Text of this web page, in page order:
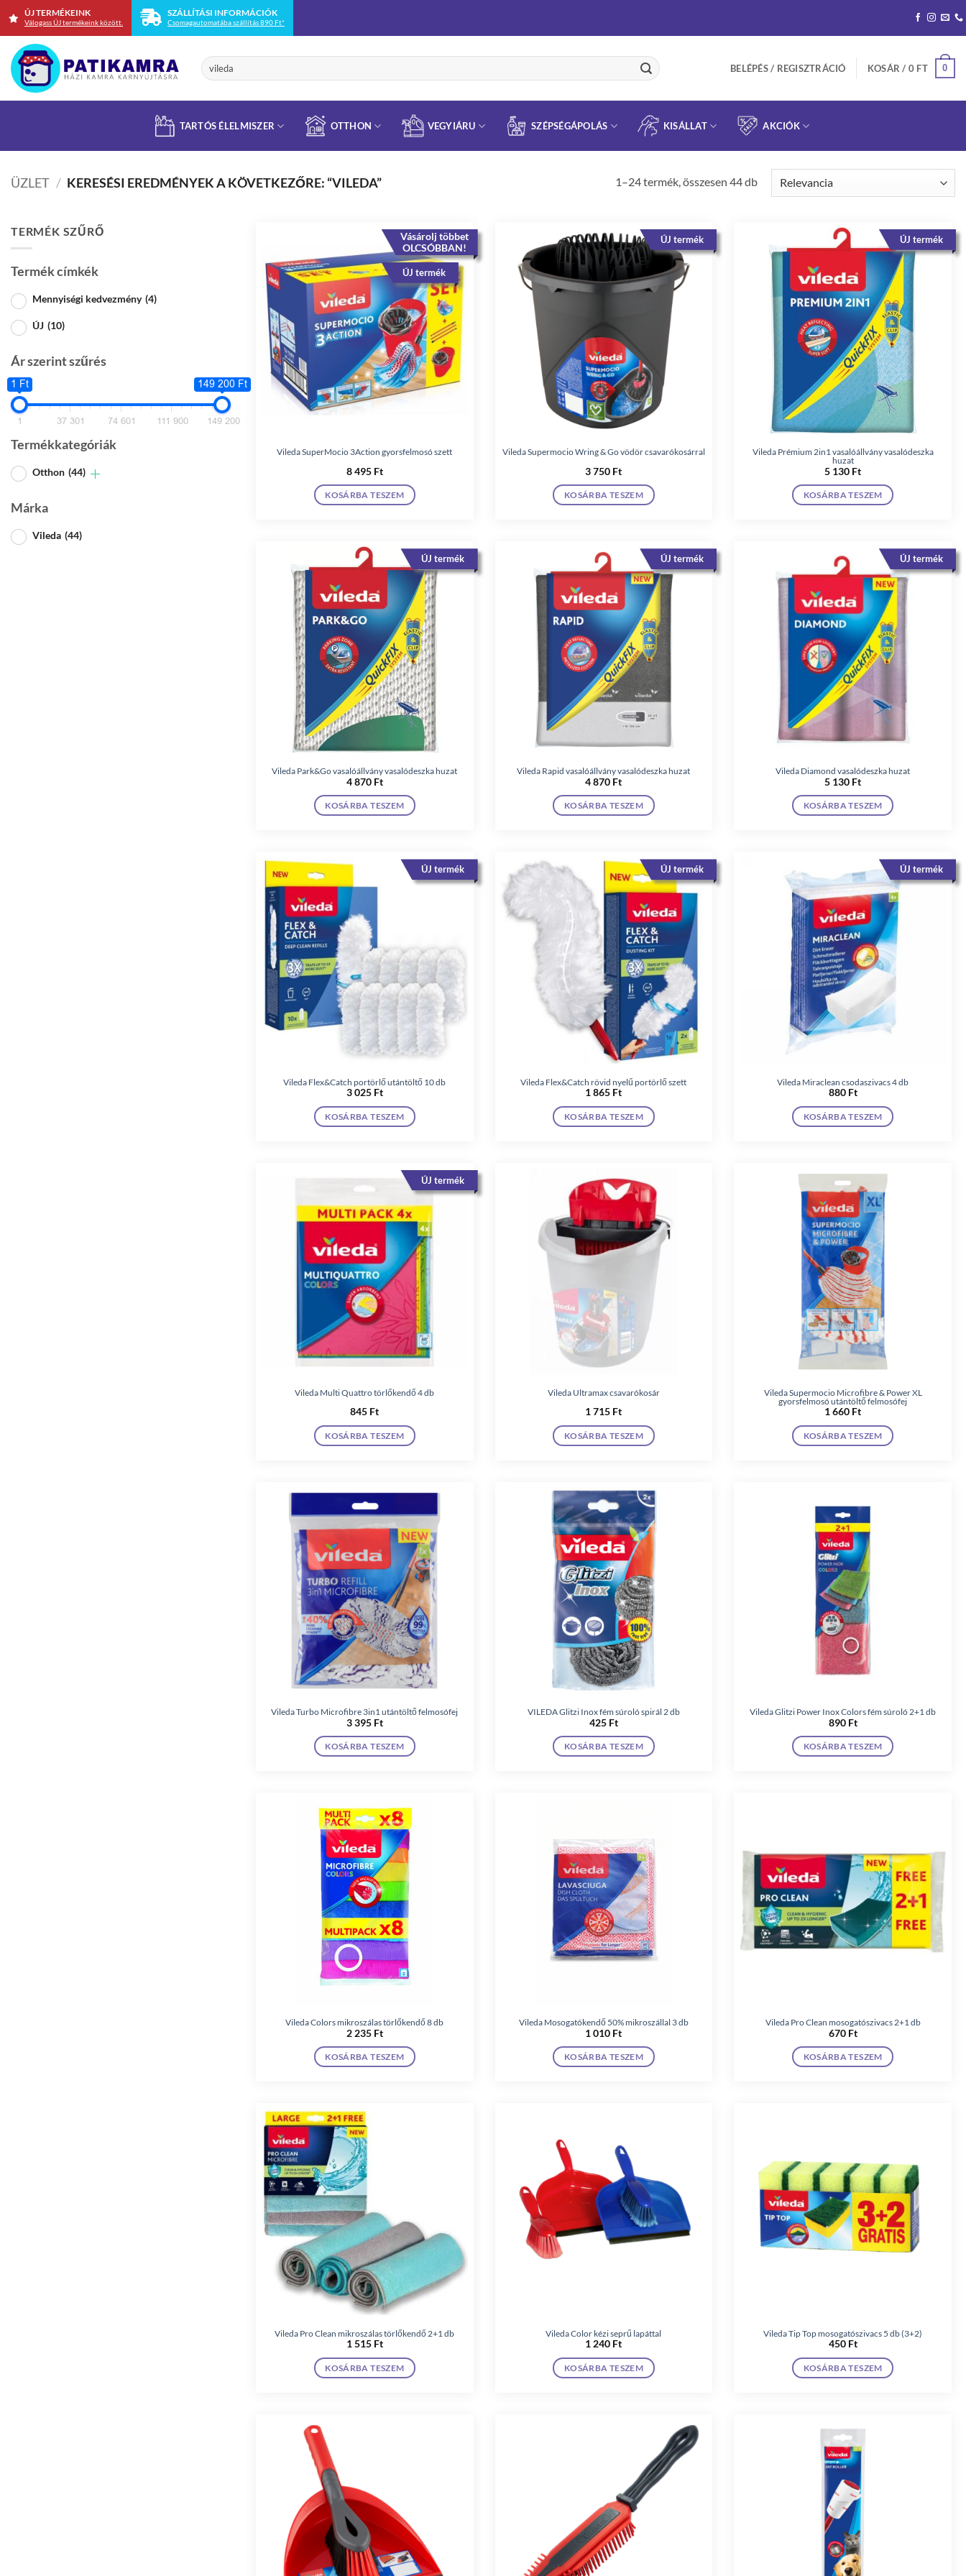
content
ÚJ TERMÉKEINK
Válogass ÚJ termékeink között.
SZÁLLÍTÁSI INFORMÁCIÓK
Csomagautomatába szállítás 890 Ft*
Keresés
a
BELÉPÉS / REGISZTRÁCIÓ KOSÁR / 0 FT 0
TARTÓS ÉLELMISZER OTTHON VEGYIÁRU SZÉPSÉGÁPOLÁS KISÁLLAT AKCIÓK
ÜZLET / KERESÉSI EREDMÉNYEK A KÖVETKEZŐRE: “VILEDA” 1–24 termék, összesen 44 dbSorted
TERMÉK SZŰRŐ
Termék címkék
Mennyiségi kedvezmény (4)
ÚJ (10)
Ár szerint szűrés
1 Ft 149 200 Ft
1 37 301 74 601 111 900 149 200
Termékkategóriák
Otthon (44)
Márka
Vileda (44)
Vásárolj többet
OLCSÓBBAN!
ÚJ termék
Vileda SuperMocio 3Action gyorsfelmosó szett
8 495 Ft
KOSÁRBA TESZEM
ÚJ termék
Vileda Supermocio Wring & Go vödör csavarókosárral
3 750 Ft
KOSÁRBA TESZEM
ÚJ termék
Vileda Prémium 2in1 vasalóállvány vasalódeszka
huzat
5 130 Ft
KOSÁRBA TESZEM
ÚJ termék
Vileda Park&Go vasalóállvány vasalódeszka huzat
4 870 Ft
KOSÁRBA TESZEM
ÚJ termék
Vileda Rapid vasalóállvány vasalódeszka huzat
4 870 Ft
KOSÁRBA TESZEM
ÚJ termék
Vileda Diamond vasalódeszka huzat
5 130 Ft
KOSÁRBA TESZEM
ÚJ termék
Vileda Flex&Catch portörlő utántöltő 10 db
3 025 Ft
KOSÁRBA TESZEM
ÚJ termék
Vileda Flex&Catch rövid nyelű portörlő szett
1 865 Ft
KOSÁRBA TESZEM
ÚJ termék
Vileda Miraclean csodaszivacs 4 db
880 Ft
KOSÁRBA TESZEM
ÚJ termék
Vileda Multi Quattro törlőkendő 4 db
845 Ft
KOSÁRBA TESZEM
Vileda Ultramax csavarókosár
1 715 Ft
KOSÁRBA TESZEM
Vileda Supermocio Microfibre & Power XL
gyorsfelmosó utántöltő felmosófej
1 660 Ft
KOSÁRBA TESZEM
Vileda Turbo Microfibre 3in1 utántöltő felmosófej
3 395 Ft
KOSÁRBA TESZEM
VILEDA Glitzi Inox fém súroló spirál 2 db
425 Ft
KOSÁRBA TESZEM
Vileda Glitzi Power Inox Colors fém súroló 2+1 db
890 Ft
KOSÁRBA TESZEM
Vileda Colors mikroszálas törlőkendő 8 db
2 235 Ft
KOSÁRBA TESZEM
Vileda Mosogatókendő 50% mikroszállal 3 db
1 010 Ft
KOSÁRBA TESZEM
Vileda Pro Clean mosogatószivacs 2+1 db
670 Ft
KOSÁRBA TESZEM
Vileda Pro Clean mikroszálas törlőkendő 2+1 db
1 515 Ft
KOSÁRBA TESZEM
Vileda Color kézi seprű lapáttal
1 240 Ft
KOSÁRBA TESZEM
Vileda Tip Top mosogatószivacs 5 db (3+2)
450 Ft
KOSÁRBA TESZEM